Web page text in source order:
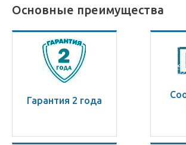
Основные преимущества
Гарантия 2 года